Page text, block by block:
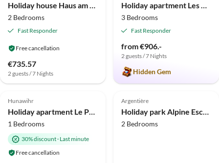
Holiday house Haus am Flussufer in Folelli
2 Bedrooms
Fast Responder
Free cancellation
€735.57
2 guests / 7 Nights
Holiday apartment Les Petits Tisserands "Côté Cour"
3 Bedrooms
Fast Responder
from €906.-
2 guests / 7 Nights
Hidden Gem
Top-Listing
4.9 (18)
Hunawihr
Holiday apartment Le Prévôt
1 Bedrooms
30% discount· Last minute
Free cancellation
4.8 (13)
Argentière
Holiday park Alpine Escape mit Pool und Haustieren
2 Bedrooms